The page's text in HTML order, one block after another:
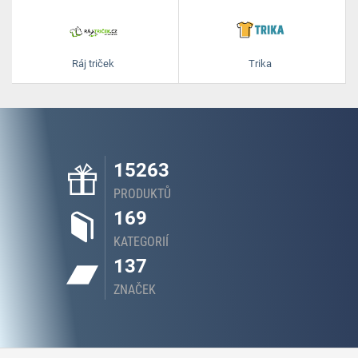
Ráj triček Trika
15263
PRODUKTŮ
169
KATEGORIÍ
137
ZNAČEK